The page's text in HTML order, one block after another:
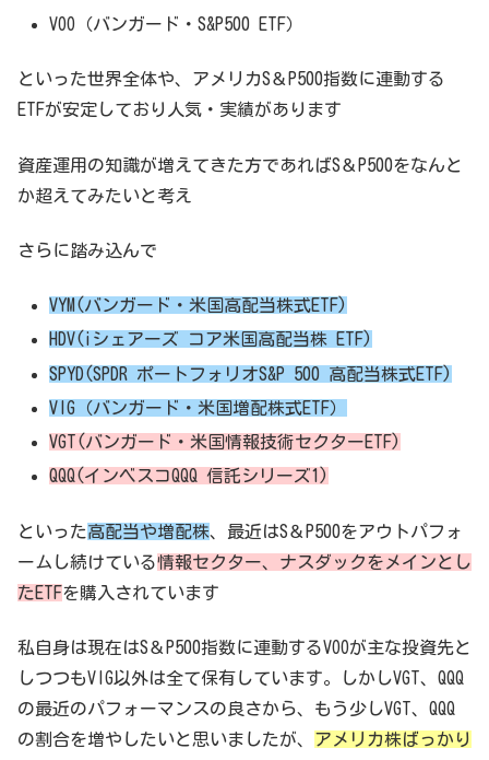
VOO（バンガード・S&P500 ETF）
といった世界全体や、アメリカS＆P500指数に連動する
ETFが安定しており人気・実績があります
資産運用の知識が増えてきた方であればS＆P500をなんと
か超えてみたいと考え
さらに踏み込んで
VYM(バンガード・米国高配当株式ETF)
HDV(iシェアーズ コア米国高配当株 ETF)
SPYD(SPDR ポートフォリオS&P 500 高配当株式ETF)
VIG（バンガード・米国増配株式ETF）
VGT(バンガード・米国情報技術セクターETF)
QQQ(インベスコQQQ 信託シリーズ1)
といった高配当や増配株、最近はS＆P500をアウトパフォ
ームし続けている情報セクター、ナスダックをメインとし
たETFを購入されています
私自身は現在はS＆P500指数に連動するVOOが主な投資先と
しつつもVIG以外は全て保有しています。しかしVGT、QQQ
の最近のパフォーマンスの良さから、もう少しVGT、QQQ
の割合を増やしたいと思いましたが、 アメリカ株ばっかり